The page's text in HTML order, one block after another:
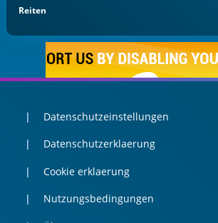
Reiten
Datenschutzeinstellungen
Datenschutzerklaerung
Cookie erklaerung
Nutzungsbedingungen